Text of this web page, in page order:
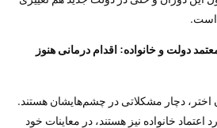
است.
دولت و خانواده: اقدام درمانی هنوز
دچار مشکلاتی در چشم‌هایشان هستند.
خانواده نیز هستند، در معاینات خود